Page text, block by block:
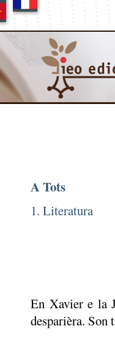
A Tots
1. Literatura
En Xavier e la
desparièra. Son